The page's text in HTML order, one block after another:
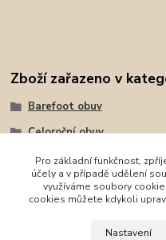
Zboží zařazeno v
Barefoot obuv
Celoroční obuv
Tenisky, plátěnky
Protetika
Pro základní funkčnost,
účely a v případě udělení
využíváme soubory
cookies můžete kdykoli
Nastavení